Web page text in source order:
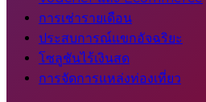
การเช่ารายเดือน
ประสบการณ์แขกอัจฉริยะ
โซลูชันไร้เงินสด
การจัดการแหล่งท่องเที่ยว